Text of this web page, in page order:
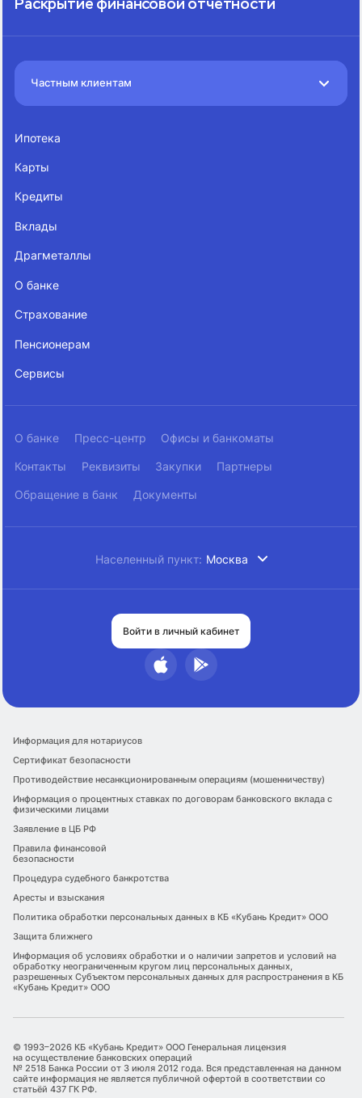
Раскрытие финансовой отчётности
Частным клиентам
Ипотека
Карты
Кредиты
Вклады
Драгметаллы
О банке
Страхование
Пенсионерам
Сервисы
О банке Пресс-центр Офисы и банкоматы
Контакты Реквизиты Закупки Партнеры
Обращение в банк Документы
Населенный пункт: Москва
Войти в личный кабинет
Информация для нотариусов
Сертификат безопасности
Противодействие несанкционированным операциям (мошенничеству)
Информация о процентных ставках по договорам банковского вклада с
физическими лицами
Заявление в ЦБ РФ
Правила финансовой
безопасности
Процедура судебного банкротства
Аресты и взыскания
Политика обработки персональных данных в КБ «Кубань Кредит» ООО
Защита ближнего
Информация об условиях обработки и о наличии запретов и условий на
обработку неограниченным кругом лиц персональных данных,
разрешенных Субъектом персональных данных для распространения в КБ
«Кубань Кредит» ООО
© 1993–2026 КБ «Кубань Кредит» ООО Генеральная лицензия
на осуществление банковских операций
№ 2518 Банка России от 3 июля 2012 года. Вся представленная на данном
сайте информация не является публичной офертой в соответствии со
статьёй 437 ГК РФ.